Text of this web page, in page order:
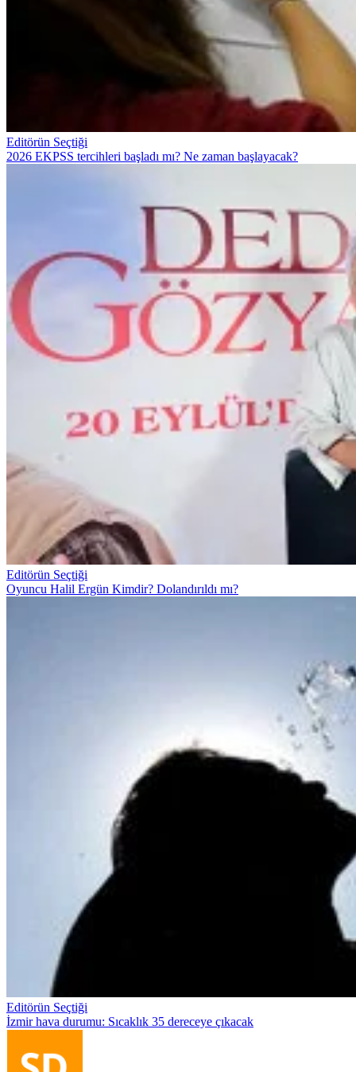
Editörün Seçtiği
2026 EKPSS tercihleri başladı mı? Ne zaman başlayacak?
Editörün Seçtiği
Oyuncu Halil Ergün Kimdir? Dolandırıldı mı?
Editörün Seçtiği
İzmir hava durumu: Sıcaklık 35 dereceye çıkacak